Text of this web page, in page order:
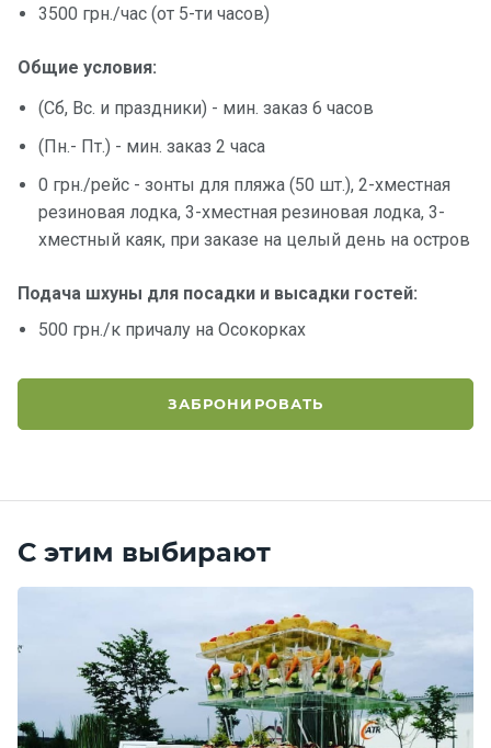
3500 грн./час (от 5-ти часов)
Общие условия:
(Сб, Вс. и праздники) - мин. заказ 6 часов
(Пн.- Пт.) - мин. заказ 2 часа
0 грн./рейс - зонты для пляжа (50 шт.), 2-хместная
резиновая лодка, 3-хместная резиновая лодка, 3-
хместный каяк, при заказе на целый день на остров
Подача шхуны для посадки и высадки гостей:
500 грн./к причалу на Осокорках
ЗАБРОНИРОВАТЬ
С этим выбирают